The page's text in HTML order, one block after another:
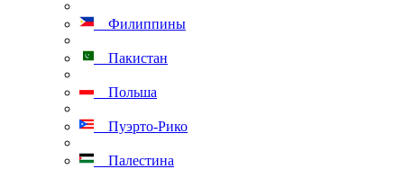
Филиппины
Пакистан
Польша
Пуэрто-Рико
Палестина